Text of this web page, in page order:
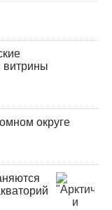
витрины
округе